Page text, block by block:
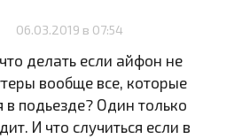
06.03.2019 в 07:54
делать если айфон не
вообще все, которые
в подьезде? Один только
И что случиться если в